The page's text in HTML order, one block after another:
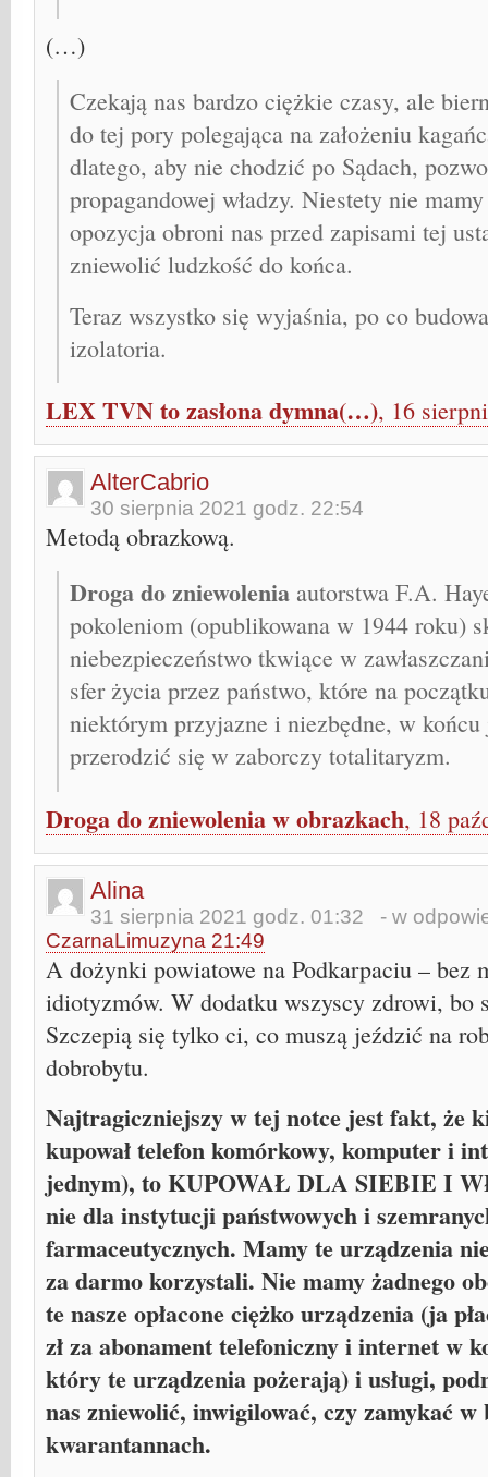
(…)
Czekają nas bardzo ciężkie czasy, ale
do tej pory polegająca na założeniu
dlatego, aby nie chodzić po Sądach,
propagandowej władzy. Niestety nie
opozycja obroni nas przed zapisami tej
zniewolić ludzkość do końca.
Teraz wszystko się wyjaśnia, po co
izolatoria.
LEX TVN to zasłona dymna(…), 16
AlterCabrio
30 sierpnia 2021 godz. 22:54
Metodą obrazkową.
Droga do zniewolenia autorstwa F.A.
pokoleniom (opublikowana w 1944 roku)
niebezpieczeństwo tkwiące w
sfer życia przez państwo, które na
niektórym przyjazne i niezbędne, w
przerodzić się w zaborczy totalitaryzm.
Droga do zniewolenia w obrazkach, 18
Alina
31 sierpnia 2021 godz. 01:32 - w
CzarnaLimuzyna 21:49
A dożynki powiatowe na Podkarpaciu – bez
idiotyzmów. W dodatku wszyscy zdrowi, bo
Szczepią się tylko ci, co muszą jeździć na
dobrobytu.
Najtragiczniejszy w tej notce jest fakt, że
kupował telefon komórkowy, komputer i
jednym), to KUPOWAŁ DLA SIEBIE I
nie dla instytucji państwowych i
farmaceutycznych. Mamy te urządzenia
za darmo korzystali. Nie mamy żadnego
te nasze opłacone ciężko urządzenia (ja
zł za abonament telefoniczny i internet w
który te urządzenia pożerają) i usługi,
nas zniewolić, inwigilować, czy zamykać w
kwarantannach.